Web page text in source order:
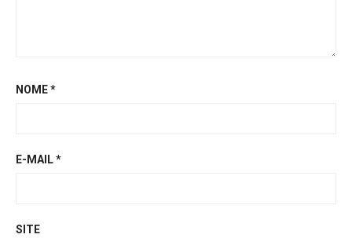
NOME*
E-MAIL*
SITE